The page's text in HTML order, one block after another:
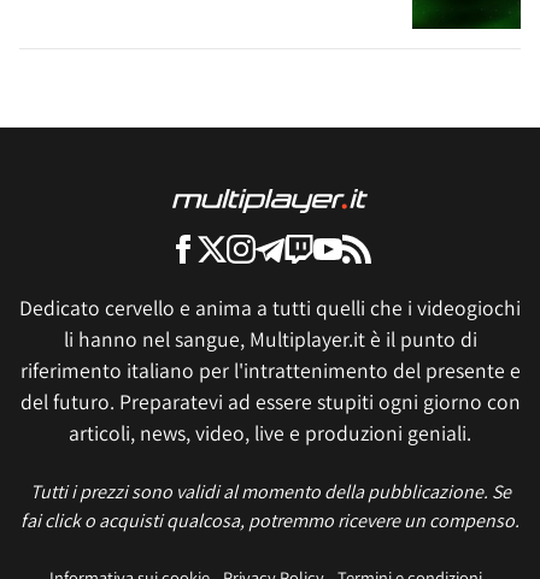
Dedicato cervello e anima a tutti quelli che i videogiochi
li hanno nel sangue, Multiplayer.it è il punto di
riferimento italiano per l'intrattenimento del presente e
del futuro. Preparatevi ad essere stupiti ogni giorno con
articoli, news, video, live e produzioni geniali.
Tutti i prezzi sono validi al momento della pubblicazione. Se
fai click o acquisti qualcosa, potremmo ricevere un compenso.